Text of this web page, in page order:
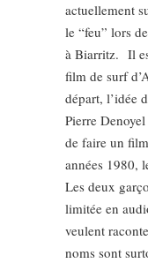
actuellement
le “feu” lors
à Biarritz. Il
film de surf
départ, l’idée
Pierre
de faire un
années 1980,
Les deux
limitée en
veulent
noms sont